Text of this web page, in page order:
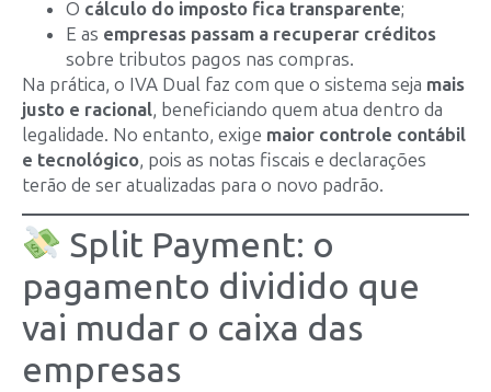
O cálculo do imposto fica transparente;
E as empresas passam a recuperar créditos
sobre tributos pagos nas compras.
Na prática, o IVA Dual faz com que o sistema seja mais
justo e racional, beneficiando quem atua dentro da
legalidade. No entanto, exige maior controle contábil
e tecnológico, pois as notas fiscais e declarações
terão de ser atualizadas para o novo padrão.
Split Payment: o
pagamento dividido que
vai mudar o caixa das
empresas